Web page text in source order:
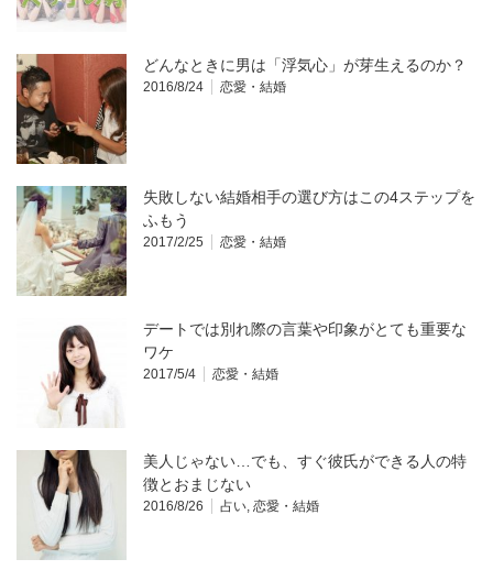
どんなときに男は「浮気心」が芽生えるのか？
2016/8/24 恋愛・結婚
失敗しない結婚相手の選び方はこの4ステップを
ふもう
2017/2/25 恋愛・結婚
デートでは別れ際の言葉や印象がとても重要な
ワケ
2017/5/4 恋愛・結婚
美人じゃない…でも、すぐ彼氏ができる人の特
徴とおまじない
2016/8/26 占い, 恋愛・結婚